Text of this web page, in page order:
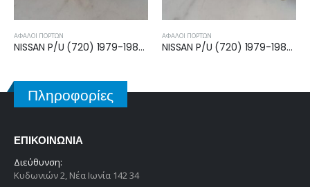
ΑΦΑΛΟΊ ΠΟΡΤΏΝ
NISSAN P/U (720) 1979-1983, 1984-1985 ΑΦΑΛΟΣ 80600-01W25
ΑΦΑΛΟΊ ΠΟΡΤΏΝ
AUDI A3 SPORTBACK 2011-2016 ΑΦΑΛΟΣ ΕΜΠΡΟΣ ΔΕΞΙΑΣ 8V2837168
Πληροφορίες
ΕΠΙΚΟΙΝΩΝΊΑ
Διεύθυνση:
Κυδωνιών 2, Νέα Ιωνία 142 34